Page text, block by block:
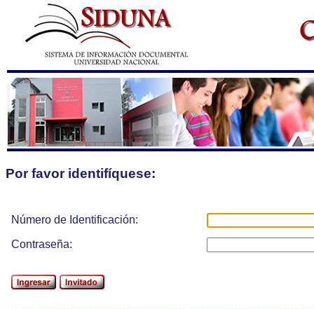
Por favor identifíquese:
Número de Identificación:
Contraseña: